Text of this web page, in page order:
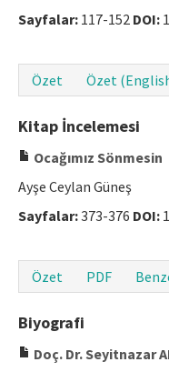
Sayfalar: 117-152 DOI:
Özet
Özet
Kitap İncelemesi
Ocağımız Sönmesin
Ayşe Ceylan Güneş
Sayfalar:373-376 DOI:
Özet
PDF
Biyografi
Doç. Dr. Seyitnazar